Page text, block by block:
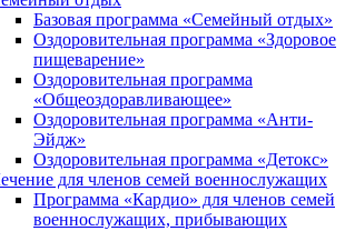
Базовая программа «Семейный отдых»
Оздоровительная программа «Здоровое
пищеварение»
Оздоровительная программа
«Общеоздоравливающее»
Оздоровительная программа «Анти-
Эйдж»
Оздоровительная программа «Детокс»
для членов семей военнослужащих
Программа «Кардио» для членов семей
военнослужащих, прибывающих